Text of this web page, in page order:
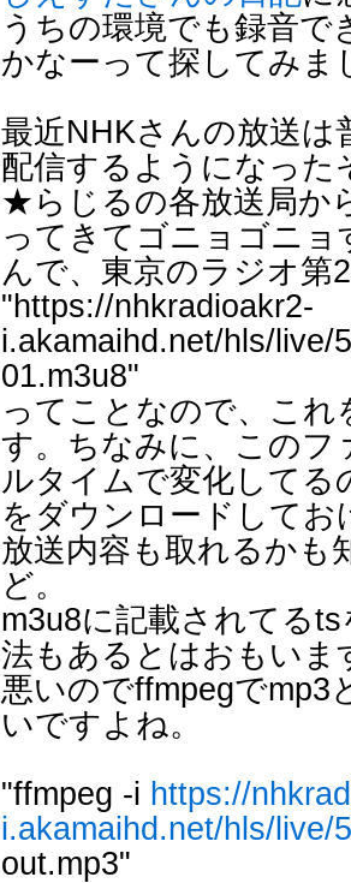
うちの環境でも録音で
かなーって探してみま
最近NHKさんの放送は
配信するようになった
★らじるの各放送局か
ってきてゴニョゴニョ
んで、東京のラジオ第
"https://nhkradioakr2-
i.akamaihd.net/hls/live/
01.m3u8"
ってことなので、これ
す。ちなみに、このフ
ルタイムで変化してる
をダウンロードしてお
放送内容も取れるかも
ど。
m3u8に記載されてる
法もあるとはおもいま
悪いのでffmpegでmp3
いですよね。
"ffmpeg -i https://
i.akamaihd.net/hls/live/
out.mp3"